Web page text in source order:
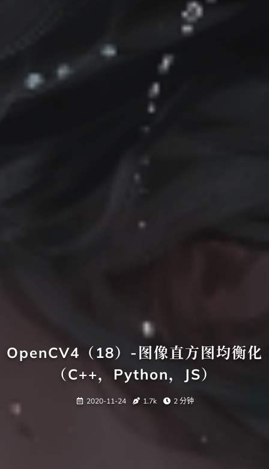
OpenCV4（18）-图像直方图均衡化
（C++，Python，JS）
2020-11-24 1.7k 2 分钟